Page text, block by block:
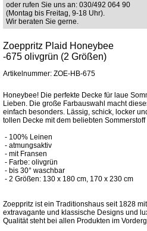
oder rufen Sie uns an: 030/492 064 90
(Montag bis Freitag, 9-18 Uhr).
Wir beraten Sie gerne.
Zoeppritz Plaid Honeybee
-675 olivgrün (2 Größen)
Artikelnummer: ZOE-HB-675
Honeybee! Die perfekte Decke für laue
Lieben. Die große Farbauswahl macht
einfach besonders. Lässig, schick, locker
tollen Decke mit dem beliebten
- 100% Leinen
- atmungsaktiv
- mit Fransen
- Farbe: olivgrün
- bis 30° waschbar
- 2 Größen: 130 x 180 cm, 170 x 230 cm
Zoeppritz ist ein Traditionshaus seit 1828
extravagante und klassische Designs und
Qualität steht bei allen Produkten im